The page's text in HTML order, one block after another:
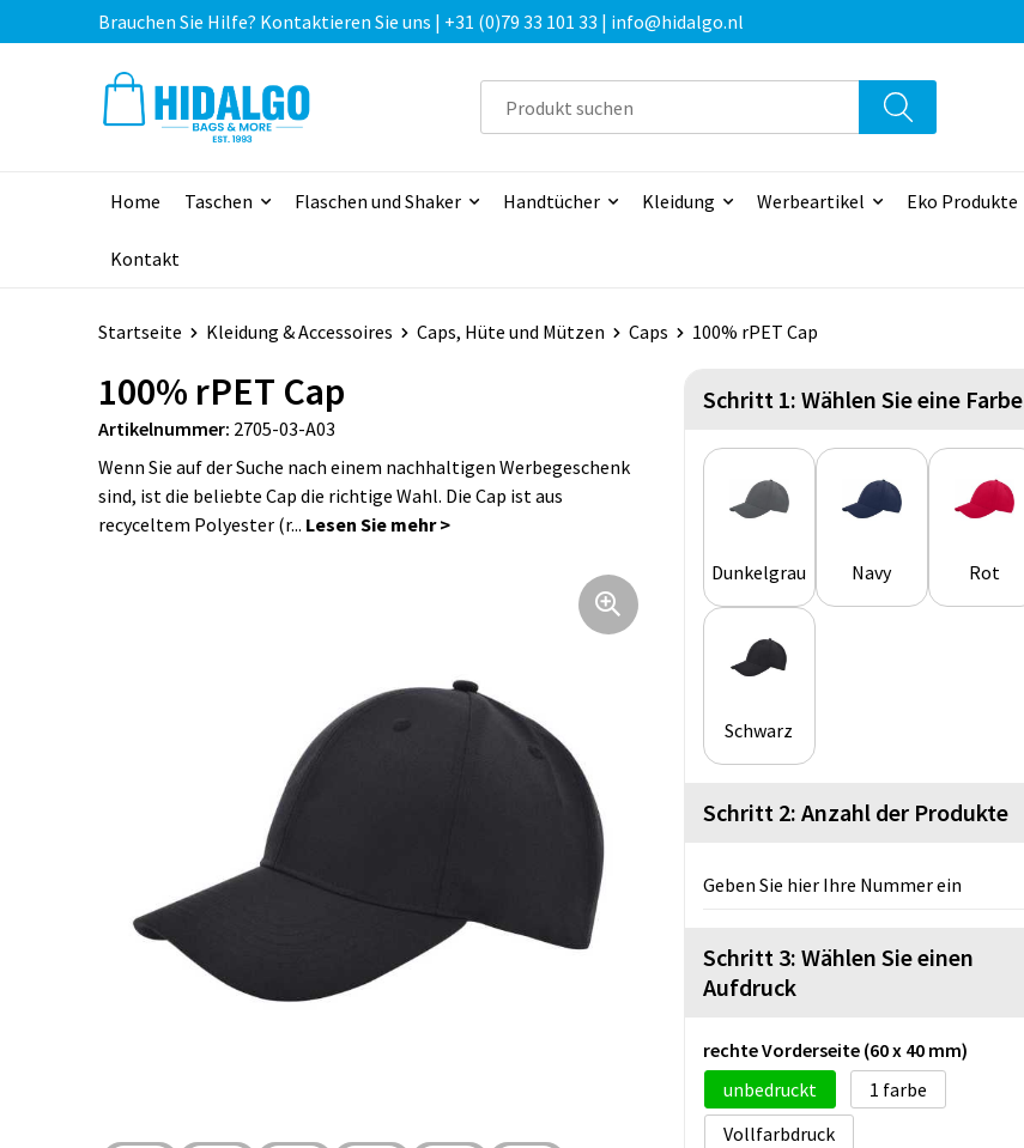
Brauchen Sie Hilfe? Kontaktieren Sie uns | +31 (0)79 33 101 33 | info@hidalgo.nl
Home Taschen Flaschen und Shaker Handtücher Kleidung Werbeartikel Eko Produkte
Kontakt
Startseite Kleidung & Accessoires Caps, Hüte und Mützen Caps 100% rPET Cap
100% rPET Cap
Artikelnummer: 2705-03-A03
Wenn Sie auf der Suche nach einem nachhaltigen Werbegeschenk
sind, ist die beliebte Cap die richtige Wahl. Die Cap ist aus
recyceltem Polyester (r...
Schritt 1: Wählen Sie eine Farbe
Dunkelgrau Navy Rot
Schwarz
Schritt 2: Anzahl der Produkte
Geben Sie hier Ihre Nummer ein
Schritt 3: Wählen Sie einen
Aufdruck
rechte Vorderseite (60 x 40 mm)
unbedruckt
1
Vollfarbdruck